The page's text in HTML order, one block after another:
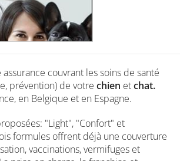
assurance couvrant les soins de santé
prévention) de votre chien etchat.
en Belgique et en Espagne.
"Light", "Confort" et
formules offrent déjà une couverture
vaccinations, vermifuges et